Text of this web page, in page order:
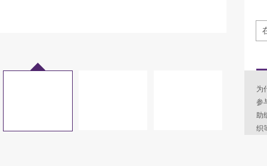
为
参
助
织